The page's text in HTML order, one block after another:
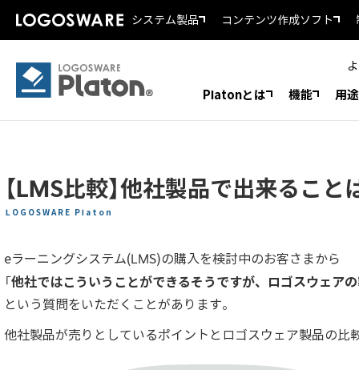
システム製品 コンテンツ作成ソフト
Platonとは 機能 用
【LMS比較】他社製品で出来るこ
LOGOSWARE Platon
eラーニングシステム(LMS)の購入を検討中のお客さまから
「他社ではこういうことができるそうですが、ロゴスウェア
という質問をいただくことがあります。
他社製品が売りとしているポイントとロゴスウェア製品の比